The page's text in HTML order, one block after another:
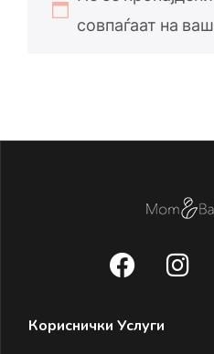
совпаѓаат на
Кориснички Услуги